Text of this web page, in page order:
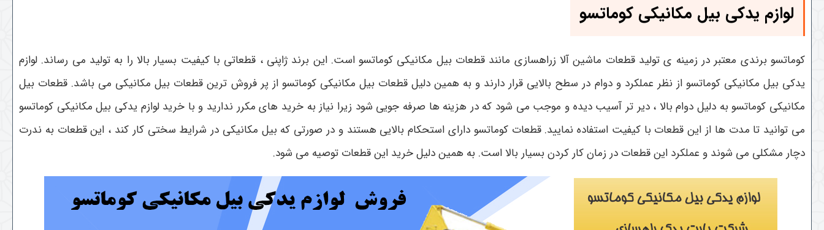
لوازم یدکی بیل مکانیکی کوماتسو
کوماتسو برندی معتبر در زمینه ی تولید قطعات ماشین آلا زراهسازی مانند قطعات بیل مکانیکی کوماتسو است. این برند ژاپنی ، قطعاتی با کیفیت بسیار بالا را به تولید می رساند. لوازم
یدکی بیل مکانیکی کوماتسو از نظر عملکرد و دوام در سطح بالایی قرار دارند و به همین دلیل قطعات بیل مکانیکی کوماتسو از پر فروش ترین قطعات بیل مکانیکی می باشد. قطعات بیل
مکانیکی کوماتسو به دلیل دوام بالا ، دیر تر آسیب دیده و موجب می شود که در هزینه ها صرفه جویی شود زیرا نیاز به خرید های مکرر ندارید و با خرید لوازم یدکی بیل مکانیکی کوماتسو
می توانید تا مدت ها از این قطعات با کیفیت استفاده نمایید. قطعات کوماتسو دارای استحکام بالایی هستند و در صورتی که بیل مکانیکی در شرایط سختی کار کند ، این قطعات به ندرت
دچار مشکلی می شوند و عملکرد این قطعات در زمان کار کردن بسیار بالا است. به همین دلیل خرید این قطعات توصیه می شود.